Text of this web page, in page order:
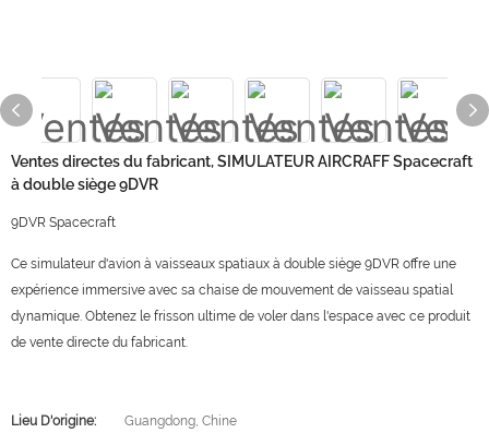
Ventes directes du fabricant, SIMULATEUR AIRCRAFF Spacecraft
à double siège 9DVR
9DVR Spacecraft
Ce simulateur d'avion à vaisseaux spatiaux à double siège 9DVR offre une
expérience immersive avec sa chaise de mouvement de vaisseau spatial
dynamique. Obtenez le frisson ultime de voler dans l'espace avec ce produit
de vente directe du fabricant.
Lieu D'origine: Guangdong, Chine